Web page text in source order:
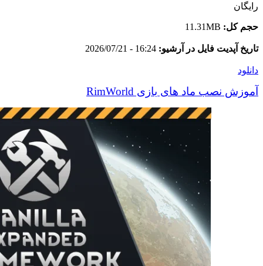
رایگان
حجم کل: 11.31MB
تاریخ آپدیت فایل در آرشیو: 16:24 - 2026/07/21
دانلود
آموزش نصب ماد های بازی RimWorld